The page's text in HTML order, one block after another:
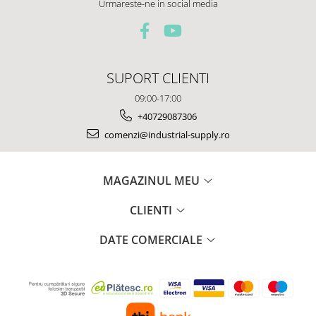
Platforme foarfeca
Prelungitor lame stivuitor CAM
Atasamente profesionale CAM
Dispozitive ridicare butoaie
Urmareste-ne in social media
SUPORT CLIENTI
09:00-17:00
+40729087306
comenzi@industrial-supply.ro
MAGAZINUL MEU
CLIENTI
DATE COMERCIALE